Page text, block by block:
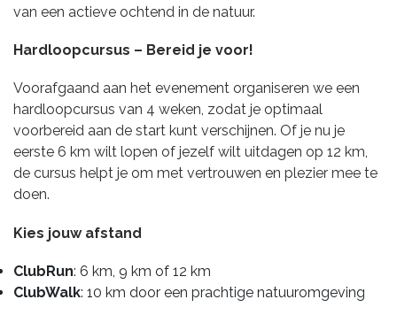
van een actieve ochtend in de natuur.
Hardloopcursus – Bereid je voor!
Voorafgaand aan het evenement organiseren we een
hardloopcursus van 4 weken, zodat je optimaal
voorbereid aan de start kunt verschijnen. Of je nu je
eerste 6 km wilt lopen of jezelf wilt uitdagen op 12 km,
de cursus helpt je om met vertrouwen en plezier mee te
doen.
Kies jouw afstand
ClubRun: 6 km, 9 km of 12 km
ClubWalk: 10 km door een prachtige natuuromgeving